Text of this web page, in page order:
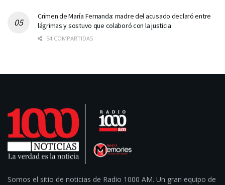
Crimen de María Fernanda: madre del acusado declaró entre
lágrimas y sostuvo que colaboró con la justicia
54 COMPARTIDAS
Somos el sitio de noticias de Radio 1000 AM. Un gran equipo de